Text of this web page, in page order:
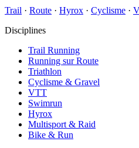
Trail · Route · Hyrox · Cyclisme ·
Disciplines
Trail Running
Running sur Route
Triathlon
Cyclisme & Gravel
VTT
Swimrun
Hyrox
Multisport & Raid
Bike & Run